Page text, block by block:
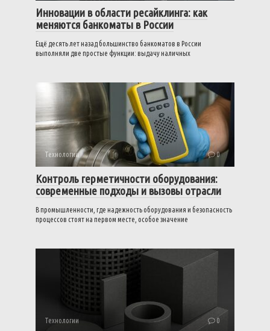
Инновации в области ресайклинга: как
меняются банкоматы в России
Ещё десять лет назад большинство банкоматов в России
выполняли две простые функции: выдачу наличных
Технологии 0
Контроль герметичности оборудования:
современные подходы и вызовы отрасли
В промышленности, где надежность оборудования и безопасность
процессов стоят на первом месте, особое значение
Технологии 0